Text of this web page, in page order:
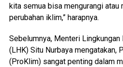
kita semua bisa mengurangi atau
perubahan iklim,” harapnya.
Sebelumnya, Menteri Lingkungan
(LHK) Situ Nurbaya mengatakan,
(ProKlim) sangat penting dalam